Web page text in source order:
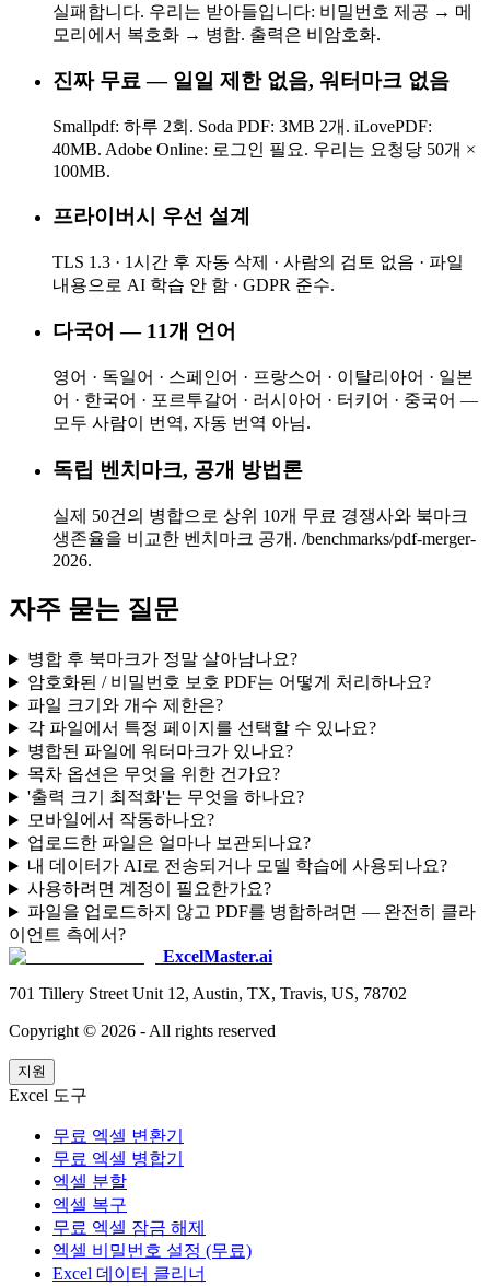
실패합니다. 우리는 받아들입니다: 비밀번호 제공 → 메
모리에서 복호화 → 병합. 출력은 비암호화.
진짜 무료 — 일일 제한 없음, 워터마크 없음
Smallpdf: 하루 2회. Soda PDF: 3MB 2개. iLovePDF:
40MB. Adobe Online: 로그인 필요. 우리는 요청당 50개 ×
100MB.
프라이버시 우선 설계
TLS 1.3 · 1시간 후 자동 삭제 · 사람의 검토 없음 · 파일
내용으로 AI 학습 안 함 · GDPR 준수.
다국어 — 11개 언어
영어 · 독일어 · 스페인어 · 프랑스어 · 이탈리아어 · 일본
어 · 한국어 · 포르투갈어 · 러시아어 · 터키어 · 중국어 —
모두 사람이 번역, 자동 번역 아님.
독립 벤치마크, 공개 방법론
실제 50건의 병합으로 상위 10개 무료 경쟁사와 북마크
생존율을 비교한 벤치마크 공개. /benchmarks/pdf-merger-
2026.
자주 묻는 질문
병합 후 북마크가 정말 살아남나요?
암호화된 / 비밀번호 보호 PDF는 어떻게 처리하나요?
파일 크기와 개수 제한은?
각 파일에서 특정 페이지를 선택할 수 있나요?
병합된 파일에 워터마크가 있나요?
목차 옵션은 무엇을 위한 건가요?
'출력 크기 최적화'는 무엇을 하나요?
모바일에서 작동하나요?
업로드한 파일은 얼마나 보관되나요?
내 데이터가 AI로 전송되거나 모델 학습에 사용되나요?
사용하려면 계정이 필요한가요?
파일을 업로드하지 않고 PDF를 병합하려면 — 완전히 클라
이언트 측에서?
ExcelMaster.ai
701 Tillery Street Unit 12, Austin, TX, Travis, US, 78702
Copyright © 2026 - All rights reserved
지원
Excel 도구
무료 엑셀 변환기
무료 엑셀 병합기
엑셀 분할
엑셀 복구
무료 엑셀 잠금 해제
엑셀 비밀번호 설정 (무료)
Excel 데이터 클리너